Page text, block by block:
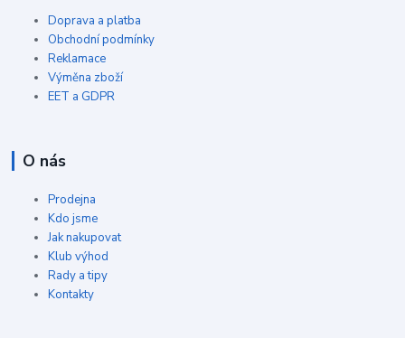
Doprava a platba
Obchodní podmínky
Reklamace
Výměna zboží
EET a GDPR
O nás
Prodejna
Kdo jsme
Jak nakupovat
Klub výhod
Rady a tipy
Kontakty